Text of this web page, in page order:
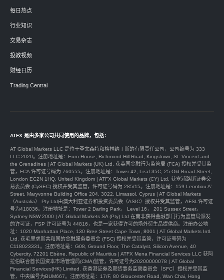
每日热点
行业知识
交易杂志
投教视频
财经日历
Trading Central
ATFX 是由多家公司共同使用的品牌，包括：
AT Global Markets LLC 是位于圣文森特和格林纳丁斯的有限责任公司，公司编号为 333
LLC 2020。注册地址是：Euro House, Richmond Hill Road, Kingstown, St. Vincent and
the Grenadines | AT Global Markets (UK) Ltd. 获英国金融行为监管局 (FCA) 授权并受其监
管，FCA 许可证号码为 760555。注册地址是：Tower 42, Leaf 35C, 25 Old Broad Street,
London EC2N 1HQ, United Kingdom | ATFX Global Markets (CY) Ltd. 获塞浦路斯证券交
易委员会 (CySEC) 授权并受其监管，许可证号码为 285/15。注册地址是：159 Leontiou A’
Street, Maryvonne Building Office 204, 3022, Limassol, Cyprus | AT Global Markets
（Australia） Pty Ltd由澳大利亚证券和投资委员会（ASIC）授权并受其监管，AFSL许可证
号为418036。注册地址是：Tower 2 Darling Park， Level 16， 201 Sussex Street，
Sydney NSW 2000 | AT Global Markets SA (Pty) Ltd 在南非获得金融部门行为监管局颁发
的许可证，FSP 许可证号为 44816，也是一家获得许可的场外衍生品提供商。注册办公地
址：1020 Manhattan Place, 130 Bree Street Cape Town, 8001 | AT Global Markets Intl.
Ltd. 获毛里求斯共和国的金融服务委员会 (FSC) 授权并受其监管，许可证号码为
C118023331。注册地址是：G08, Ground Floor, The Catalyst, Silicon Avenue, 40
Cybercity, 72201 Ebène, Republic of Mauritius | ATFX Mena Financial Services LLC 获阿
拉伯联合酋长国资本市场管理局(CMA)监管，许可证号为20200000078 | AT Global
Financial Services(HK) Limited. 获香港证券及期货事务监察委员会（SFC）授权并受其监
管，中央編号为BUM667。注册地址是：17/F, 80 Gloucester Road, Wan Chai, Hong